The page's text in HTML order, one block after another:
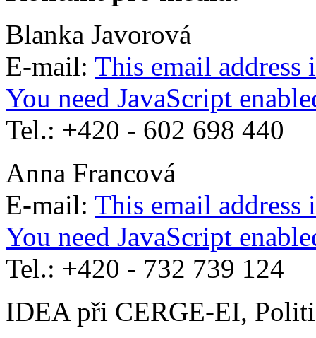
Blanka Javorová
E-mail: This email address
You need JavaScript
Tel.: +420 - 602 698 440
Anna Francová
E-mail: This email address
You need JavaScript
Tel.: +420 - 732 739 124
IDEA při CERGE-EI,